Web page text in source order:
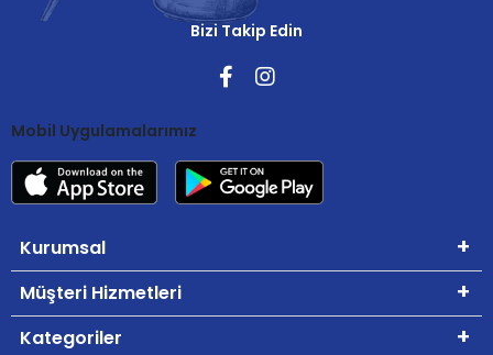
Bizi Takip Edin
Mobil Uygulamalarımız
Kurumsal
Müşteri Hizmetleri
Kategoriler